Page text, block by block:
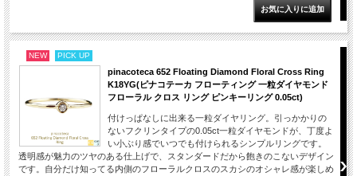
NEW PICK UP
pinacoteca 652 Floating Diamond Floral Cross Ring
K18YG(ピナコテーカ フローティング 一粒ダイヤモンド
フローラル クロス リング ピンキーリング 0.05ct)
付けっぱなしに出来る一粒ダイヤリング。引っかかりの
ないフクリンタイプの0.05ct一粒ダイヤモンドが、丁度よ
い小ぶり感でいつでも付けられるシンプルリングです。
透明感が魅力のツヤのある仕上げで、スタンダードだから飽きのこないデザイン
です。自分だけ知ってる内側のフローラルクロスのスカシのオシャレ感が楽しめ